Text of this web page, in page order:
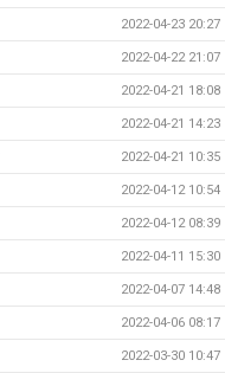
2022-04-23 20:27
2022-04-22 21:07
2022-04-21 18:08
2022-04-21 14:23
2022-04-21 10:35
2022-04-12 10:54
2022-04-12 08:39
2022-04-11 15:30
2022-04-07 14:48
2022-04-06 08:17
2022-03-30 10:47